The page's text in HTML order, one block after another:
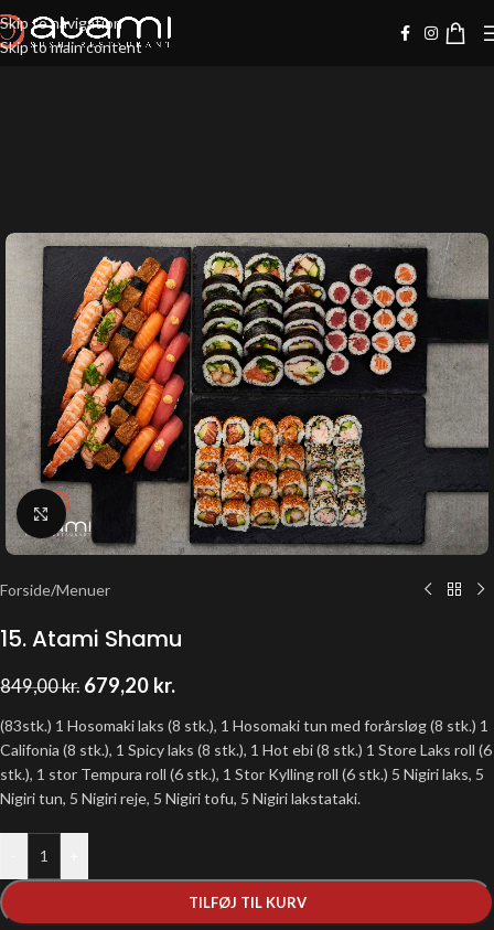
Skip to navigation
Skip to main content
-20%
Klik for at forstørre
Forside/Menuer
15. Atami Shamu
849,00kr. 679,20 kr.
(83stk.) 1 Hosomaki laks (8 stk.), 1 Hosomaki tun med forårsløg (8 stk.) 1
Califonia (8 stk.), 1 Spicy laks (8 stk.), 1 Hot ebi (8 stk.) 1 Store Laks roll (6
stk.), 1 stor Tempura roll (6 stk.), 1 Stor Kylling roll (6 stk.) 5 Nigiri laks, 5
Nigiri tun, 5 Nigiri reje, 5 Nigiri tofu, 5 Nigiri lakstataki.
TILFØJ TIL KURV